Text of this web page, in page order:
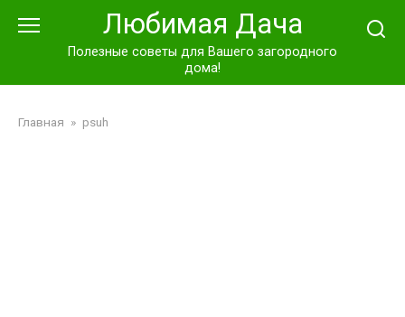
Любимая Дача
Полезные советы для Вашего загородного
дома!
Главная » psuh